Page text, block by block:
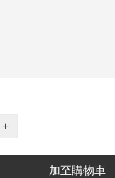
+
加至購物車